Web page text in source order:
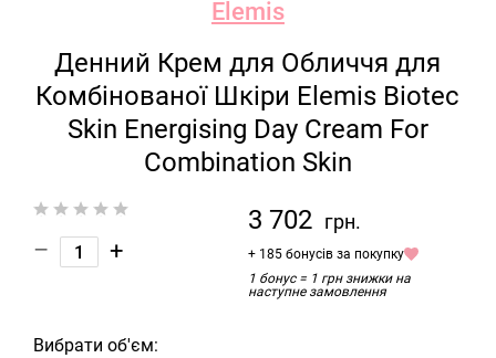
Elemis
Денний Крем для Обличчя для
Комбінованої Шкіри Elemis Biotec
Skin Energising Day Cream For
Combination Skin
– +
3 702 грн.
+ 185 бонусів за покупку
1 бонус = 1 грн знижки на
наступне замовлення
Вибрати об'єм: